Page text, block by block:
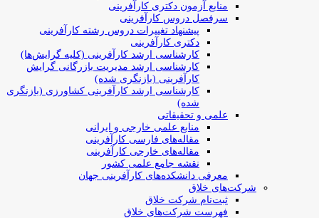
منابع آزمون دکتری کارآفرینی
سرفصل دروس کارآفرینی
پیشنهاد تغییرات دروس رشته کارآفرینی
دکتری کارآفرینی
کارشناسی ارشد کارآفرینی (کلیه گرایش‌ها)
کارشناسی ارشد مدیریت بازرگانی گرایش
کارآفرینی (بازنگری شده)
کارشناسی ارشد کارآفرینی کشاورزی (بازنگری
شده)
علمی و تحقیقاتی
منابع علمی خارجی و ایرانی
مقاله‌های فارسی کارآفرینی
مقاله‌های خارجی کارآفرینی
نقشه جامع علمی کشور
معرفی دانشکده‌های کارآفرینی جهان
شرکت‌های خلاق
ثبت‌نام شرکت خلاق
فهرست شرکت‌های خلاق